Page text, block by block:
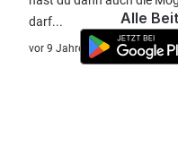
darf...
vor 9 Jahre
Alle